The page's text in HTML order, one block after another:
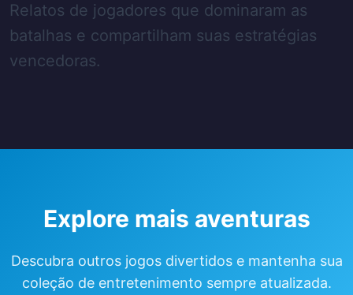
Relatos de jogadores que dominaram as
batalhas e compartilham suas estratégias
vencedoras.
Explore mais aventuras
Descubra outros jogos divertidos e mantenha sua
coleção de entretenimento sempre atualizada.